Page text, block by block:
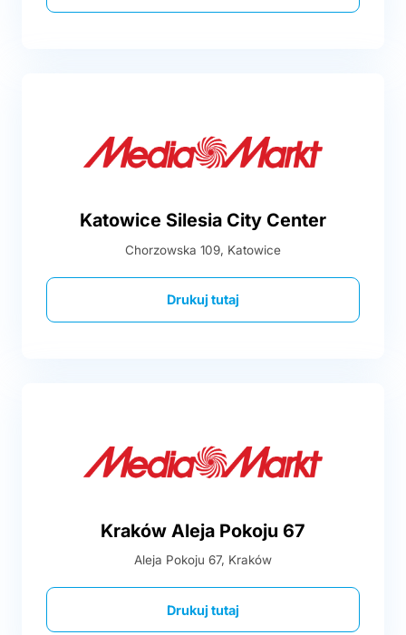
Katowice Silesia City Center
Chorzowska 109, Katowice
Drukuj tutaj
Kraków Aleja Pokoju 67
Aleja Pokoju 67, Kraków
Drukuj tutaj